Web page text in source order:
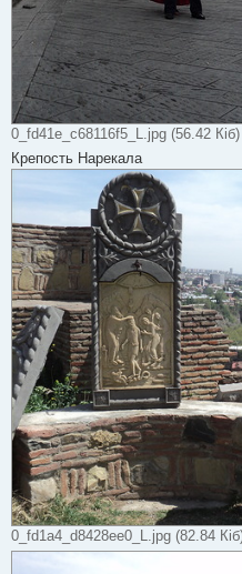
0_fd41e_c68116f5_L.jpg (56.42
Крепость Нарекала
0_fd1a4_d8428ee0_L.jpg (82.84